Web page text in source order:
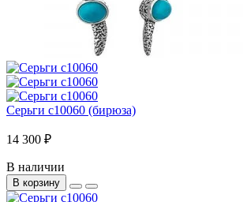
Серьги с10060 (бирюза)
14 300 ₽
В наличии
В корзину